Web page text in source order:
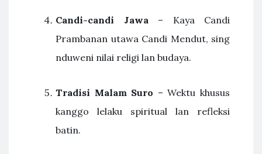
Candi-candi Jawa– Kaya Candi
Prambanan utawa Candi Mendut, sing
nduweni nilai religi lan budaya.
Tradisi Malam Suro – Wektu khusus
kanggo lelaku spiritual lan refleksi
batin.